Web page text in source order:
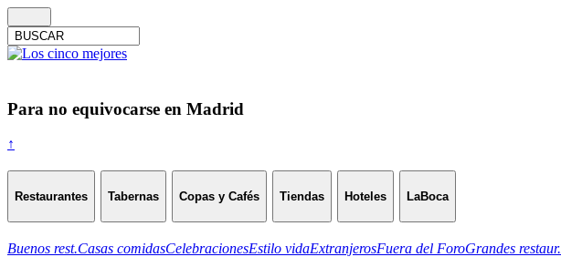
Para no equivocarse en Madrid
↑
Restaurantes Tabernas Copas y Cafés Tiendas Hoteles LaBoca
Buenos rest.Casas comidasCelebracionesEstilo vidaExtranjerosFuera del ForoGrandes restaur.